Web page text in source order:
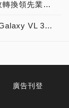
Vertiv新一代UPS小機身大節能 97％高效轉換領先業，Vertiv Liebert® APM+提供客戶體積小、更高效、低碳排的不斷電系統
施耐德電機推出業界最緊湊的三相 UPS Galaxy VL 300-500kW，新增 Live Swap 觸摸安全設計，不中斷機器運行下更換電源
廣告刊登